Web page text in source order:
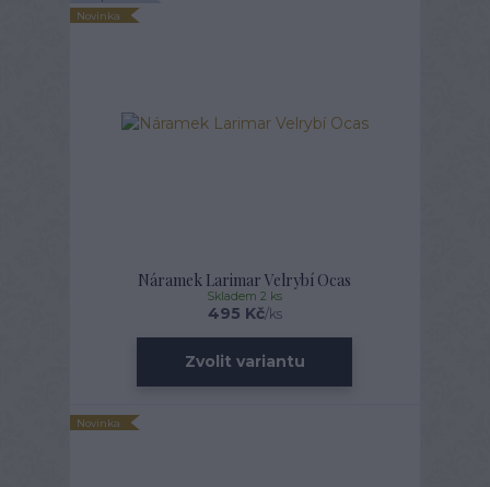
Novinka
Náramek Larimar Velrybí Ocas
495 Kč/ks
Skladem 2 ks
Zvolit variantu
Novinka